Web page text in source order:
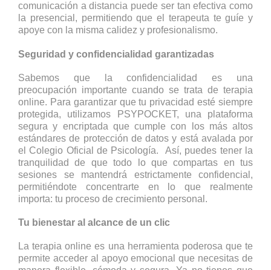
comunicación a distancia puede ser tan efectiva como
la presencial, permitiendo que el terapeuta te guíe y
apoye con la misma calidez y profesionalismo.
Seguridad y confidencialidad garantizadas
Sabemos que la confidencialidad es una
preocupación importante cuando se trata de terapia
online. Para garantizar que tu privacidad esté siempre
protegida, utilizamos PSYPOCKET, una plataforma
segura y encriptada que cumple con los más altos
estándares de protección de datos y está avalada por
el Colegio Oficial de Psicología. Así, puedes tener la
tranquilidad de que todo lo que compartas en tus
sesiones se mantendrá estrictamente confidencial,
permitiéndote concentrarte en lo que realmente
importa: tu proceso de crecimiento personal.
Tu bienestar al alcance de un clic
La terapia online es una herramienta poderosa que te
permite acceder al apoyo emocional que necesitas de